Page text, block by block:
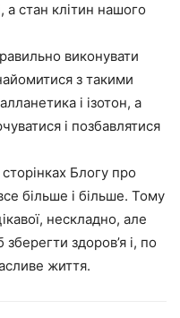
а стан клітин нашого
виконувати
з такими
і ізотон, а
і позбавлятися
Блогу про
більше і більше. Тому
нескладно, але
здоров’я і, по
життя.